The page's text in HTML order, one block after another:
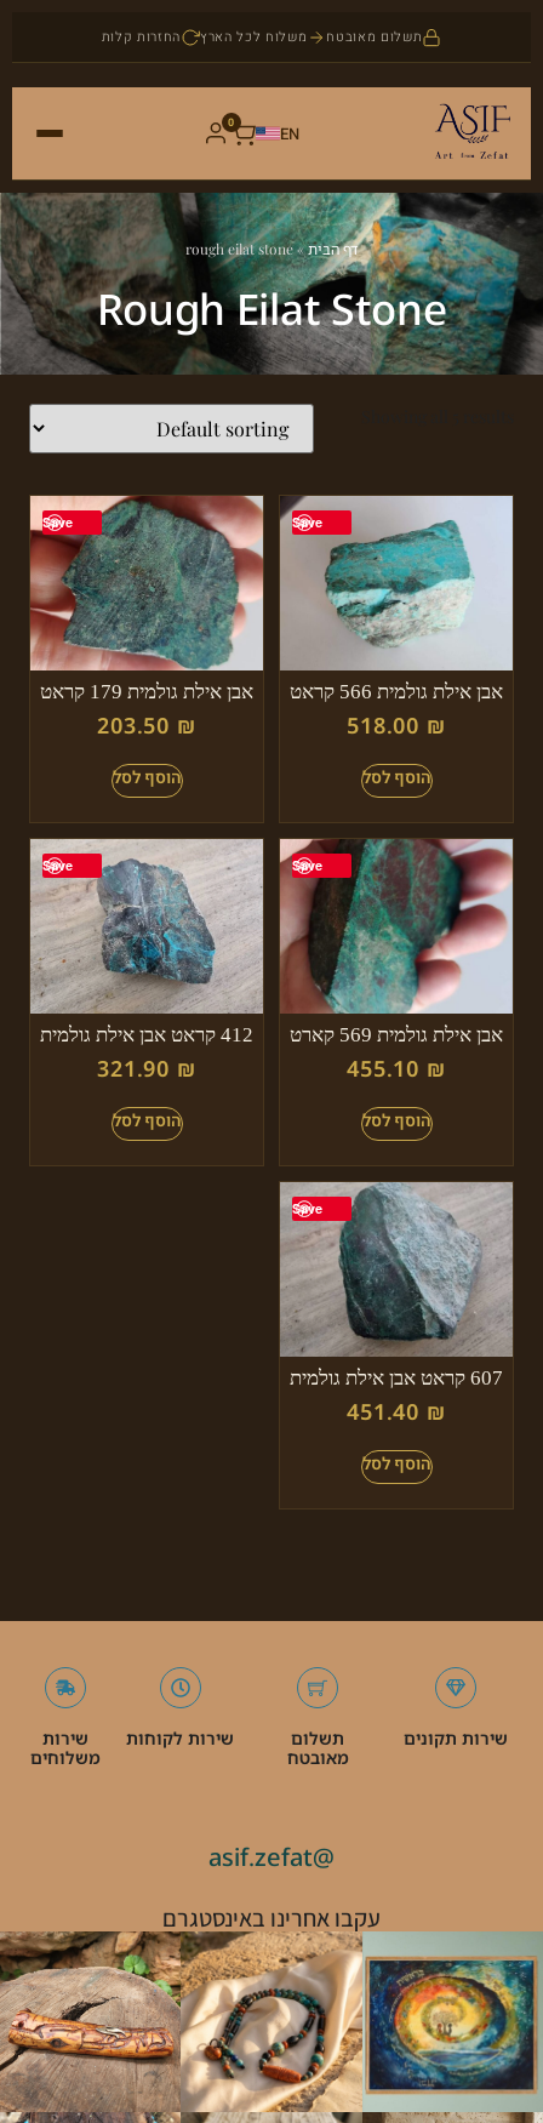
תשלום מאובטח משלוח לכל הארץ החזרות קלות
EN
0
ראשי
חנות
אמנות
אבני חן
אודות
דף הבית»
rough eilat stone
Rough Eilat Stone
Save
אבן אילת גולמית 566 קראט
518.00 ₪
Save
אבן אילת גולמית 179 קראט
203.50 ₪
Save
אבן אילת גולמית 569 קארט
455.10 ₪
Save
412 קראט אבן אילת גולמית
321.90 ₪
Save
607 קראט אבן אילת גולמית
451.40 ₪
שירות תקונים
תשלום
מאובטח
שירות לקוחות
שירות
משלוחים
@asif.zefat
עקבו אחרינו באינסטגרם